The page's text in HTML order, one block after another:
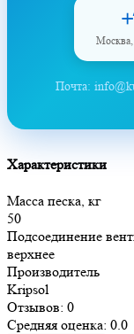
Москва,
Почта:
Характеристики
Масса песка, кг
50
Подсоединение
верхнее
Производитель
Kripsol
Отзывов: 0
Средняя оценка: 0.0